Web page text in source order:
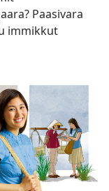
Paasivara
immikkut